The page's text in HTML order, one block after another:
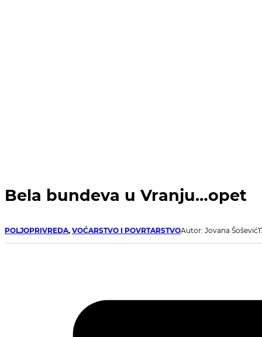
Bela bundeva u Vranju…opet
POLJOPRIVREDA, VOĆARSTVO I POVRTARSTVOAutor: Jovana Šošević